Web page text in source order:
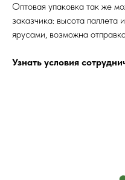
Оптовая упаковка так же
заказчика: высота паллета
ярусами, возможна
Узнать условия